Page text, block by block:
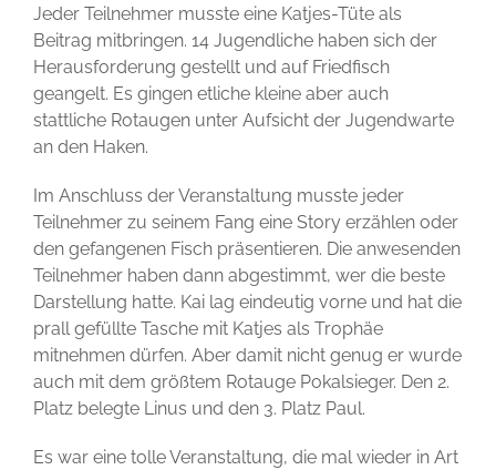
Jeder Teilnehmer musste eine Katjes-Tüte als
Beitrag mitbringen. 14 Jugendliche haben sich der
Herausforderung gestellt und auf Friedfisch
geangelt. Es gingen etliche kleine aber auch
stattliche Rotaugen unter Aufsicht der Jugendwarte
an den Haken.
Im Anschluss der Veranstaltung musste jeder
Teilnehmer zu seinem Fang eine Story erzählen oder
den gefangenen Fisch präsentieren. Die anwesenden
Teilnehmer haben dann abgestimmt, wer die beste
Darstellung hatte. Kai lag eindeutig vorne und hat die
prall gefüllte Tasche mit Katjes als Trophäe
mitnehmen dürfen. Aber damit nicht genug er wurde
auch mit dem größtem Rotauge Pokalsieger. Den 2.
Platz belegte Linus und den 3. Platz Paul.
Es war eine tolle Veranstaltung, die mal wieder in Art